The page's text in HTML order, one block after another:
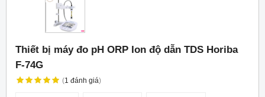
Thiết bị máy đo pH ORP Ion độ dẫn TDS Horiba
F-74G
(1 đánh giá)